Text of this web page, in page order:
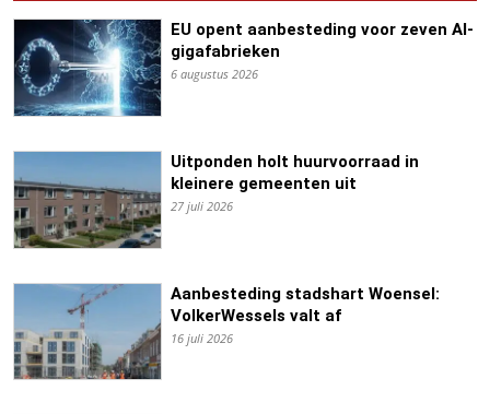
EU opent aanbesteding voor zeven AI-
gigafabrieken
6 augustus 2026
Uitponden holt huurvoorraad in
kleinere gemeenten uit
27 juli 2026
Aanbesteding stadshart Woensel:
VolkerWessels valt af
16 juli 2026